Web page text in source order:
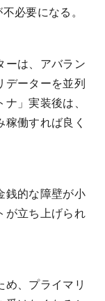
必要になる。
ーは、アバラン
データーを並列
」実装後は、
働すれば良く
銭的な障壁が小
が立ち上げられ
め、プライマリ